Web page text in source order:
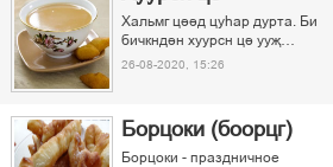
Хальмг ціід цуєар дурта. Би
бичкндін хуурсн ці ууљ…
26-08-2020, 15:26
Борцоки (боорцг)
Борцоки - праздничное